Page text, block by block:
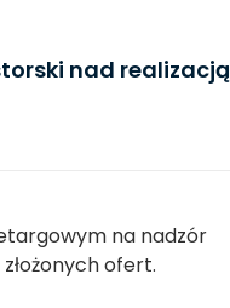
nad realizacją
na nadzór
ofert.